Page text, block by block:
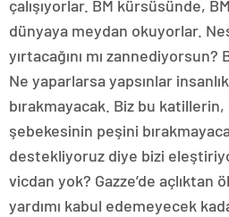
çalışıyorlar. BM kürsüsünde,
dünyaya meydan okuyorlar.
yırtacağını mı
Ne yaparlarsa yapsınlar
bırakmayacak. Biz bu katillerin,
şebekesinin peşini
destekliyoruz diye bizi
vicdan yok? Gazze’de açlıktan
yardımı kabul edemeyecek